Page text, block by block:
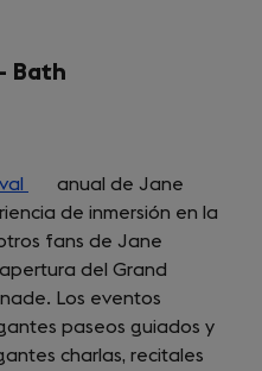
Bath
(opens
in
a
new
tab)
anual de Jane
de inmersión en la
fans de Jane
del Grand
Los eventos
paseos guiados y
charlas, recitales